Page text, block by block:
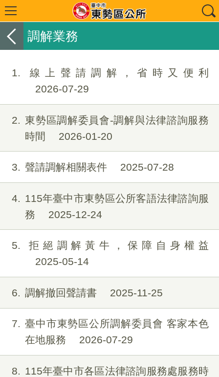
調解業務
1
線上聲請調解，省時又便利
2026-07-29
2
東勢區調解委員會-調解與法律諮詢服務
時間
2026-01-20
3 聲請調解相關表件 2025-07-28
4
115年臺中市東勢區公所客語法律諮詢服
務
2025-12-24
5
拒絕調解黃牛，保障自身權益
2025-05-14
6 調解撤回聲請書 2025-11-25
7
臺中市東勢區公所調解委員會 客家本色
在地服務
2026-07-29
8
115年臺中市各區法律諮詢服務處服務時